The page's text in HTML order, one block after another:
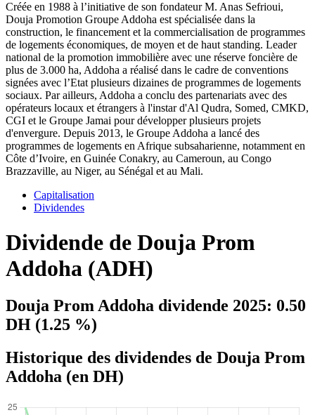
Créée en 1988 à l’initiative de son fondateur M. Anas Sefrioui,
Douja Promotion Groupe Addoha est spécialisée dans la
construction, le financement et la commercialisation de programmes
de logements économiques, de moyen et de haut standing. Leader
national de la promotion immobilière avec une réserve foncière de
plus de 3.000 ha, Addoha a réalisé dans le cadre de conventions
signées avec l’Etat plusieurs dizaines de programmes de logements
sociaux. Par ailleurs, Addoha a conclu des partenariats avec des
opérateurs locaux et étrangers à l'instar d'Al Qudra, Somed, CMKD,
CGI et le Groupe Jamai pour développer plusieurs projets
d'envergure. Depuis 2013, le Groupe Addoha a lancé des
programmes de logements en Afrique subsaharienne, notamment en
Côte d’Ivoire, en Guinée Conakry, au Cameroun, au Congo
Brazzaville, au Niger, au Sénégal et au Mali.
Capitalisation
Dividendes
Dividende de Douja Prom
Addoha (ADH)
Douja Prom Addoha dividende 2025: 0.50
DH (1.25 %)
Historique des dividendes de Douja Prom
Addoha (en DH)